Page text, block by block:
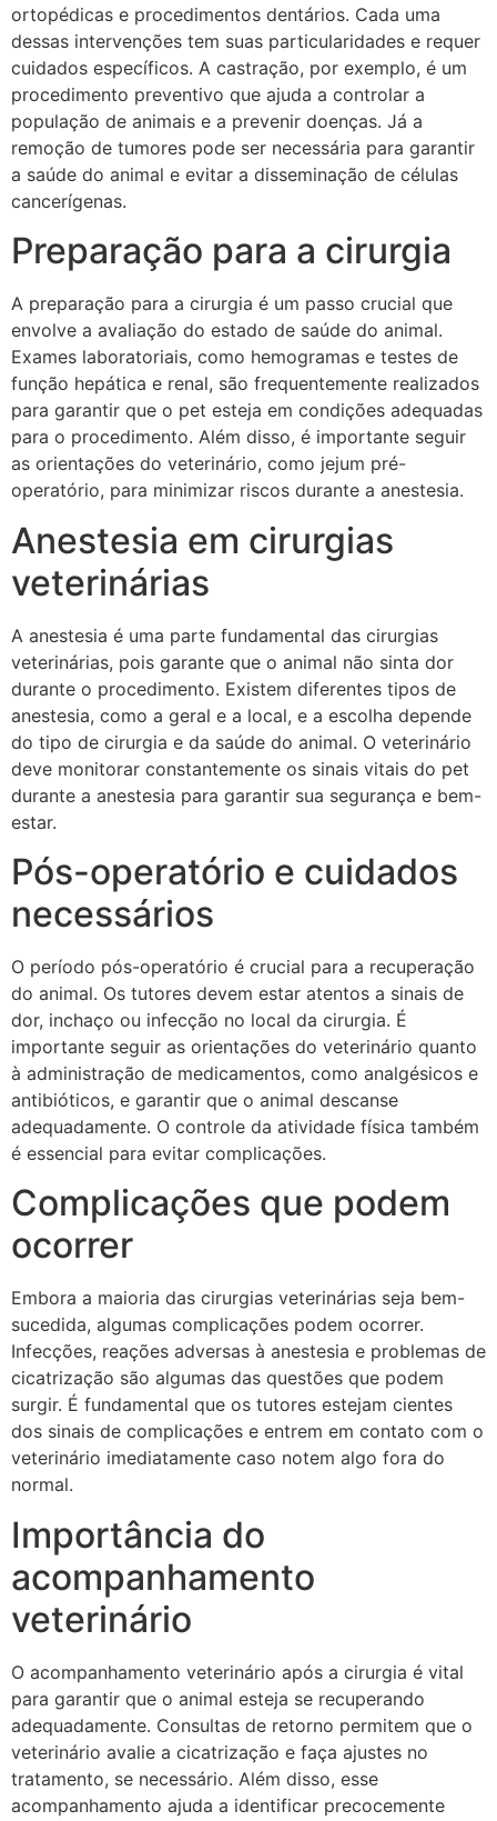
ortopédicas e procedimentos dentários. Cada uma
dessas intervenções tem suas particularidades e requer
cuidados específicos. A castração, por exemplo, é um
procedimento preventivo que ajuda a controlar a
população de animais e a prevenir doenças. Já a
remoção de tumores pode ser necessária para garantir
a saúde do animal e evitar a disseminação de células
cancerígenas.
Preparação para a cirurgia
A preparação para a cirurgia é um passo crucial que
envolve a avaliação do estado de saúde do animal.
Exames laboratoriais, como hemogramas e testes de
função hepática e renal, são frequentemente realizados
para garantir que o pet esteja em condições adequadas
para o procedimento. Além disso, é importante seguir
as orientações do veterinário, como jejum pré-
operatório, para minimizar riscos durante a anestesia.
Anestesia em cirurgias
veterinárias
A anestesia é uma parte fundamental das cirurgias
veterinárias, pois garante que o animal não sinta dor
durante o procedimento. Existem diferentes tipos de
anestesia, como a geral e a local, e a escolha depende
do tipo de cirurgia e da saúde do animal. O veterinário
deve monitorar constantemente os sinais vitais do pet
durante a anestesia para garantir sua segurança e bem-
estar.
Pós-operatório e cuidados
necessários
O período pós-operatório é crucial para a recuperação
do animal. Os tutores devem estar atentos a sinais de
dor, inchaço ou infecção no local da cirurgia. É
importante seguir as orientações do veterinário quanto
à administração de medicamentos, como analgésicos e
antibióticos, e garantir que o animal descanse
adequadamente. O controle da atividade física também
é essencial para evitar complicações.
Complicações que podem
ocorrer
Embora a maioria das cirurgias veterinárias seja bem-
sucedida, algumas complicações podem ocorrer.
Infecções, reações adversas à anestesia e problemas de
cicatrização são algumas das questões que podem
surgir. É fundamental que os tutores estejam cientes
dos sinais de complicações e entrem em contato com o
veterinário imediatamente caso notem algo fora do
normal.
Importância do
acompanhamento
veterinário
O acompanhamento veterinário após a cirurgia é vital
para garantir que o animal esteja se recuperando
adequadamente. Consultas de retorno permitem que o
veterinário avalie a cicatrização e faça ajustes no
tratamento, se necessário. Além disso, esse
acompanhamento ajuda a identificar precocemente